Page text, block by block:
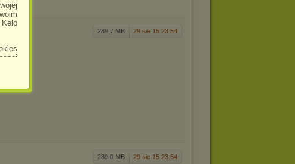
289,7 MB 29 sie 15 23:54
289,0 MB 29 sie 15 23:54